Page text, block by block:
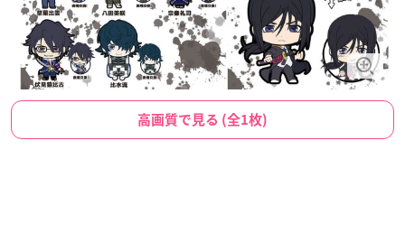
高画質で見る (全1枚)